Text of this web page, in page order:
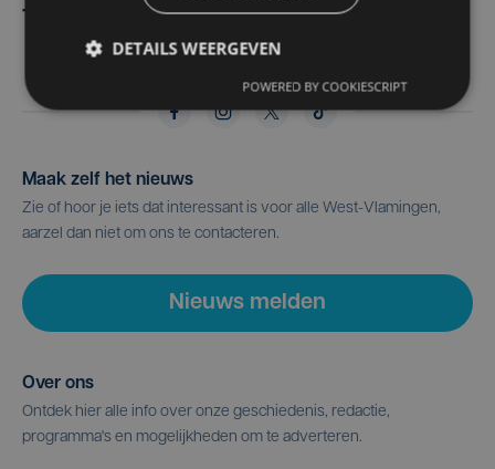
Theater met onervaren acteurs
Maak zelf het nieuws
Zie of hoor je iets dat interessant is voor alle West-Vlamingen,
aarzel dan niet om ons te contacteren.
Nieuws melden
Over ons
Ontdek hier alle info over onze geschiedenis, redactie,
programma's en mogelijkheden om te adverteren.
DETAILS WEERGEVEN
POWERED BY COOKIESCRIPT